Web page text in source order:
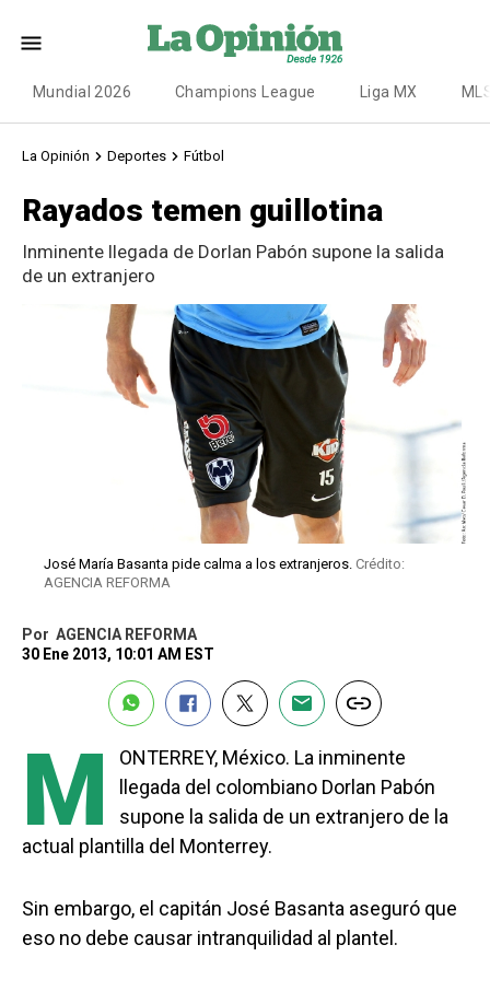
Mundial 2026 Champions League Liga MX
La Opinión Deportes Fútbol
Rayados temen guillotina
Inminente llegada de Dorlan Pabón supone la salida
de un extranjero
José María Basanta pide calma a los extranjeros. Crédito:
AGENCIA REFORMA
Por AGENCIA REFORMA
30 Ene 2013, 10:01 AM EST
M
ONTERREY, México. La inminente
llegada del colombiano Dorlan Pabón
supone la salida de un extranjero de la
actual plantilla del Monterrey.
Sin embargo, el capitán José Basanta aseguró que
eso no debe causar intranquilidad al plantel.